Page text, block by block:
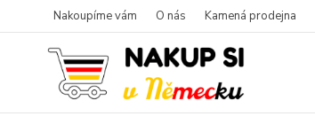
Nakoupíme vám O nás Kamená prodejna